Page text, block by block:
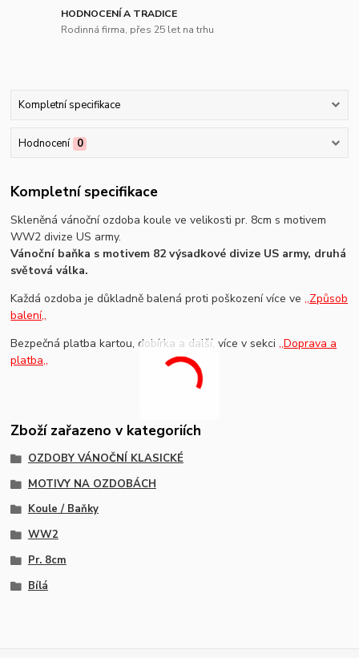
HODNOCENÍ A TRADICE
Rodinná firma, přes 25 let na trhu
Kompletní specifikace
Hodnocení 0
Kompletní specifikace
Skleněná vánoční ozdoba koule ve velikosti pr. 8cm s motivem
WW2 divize US army.
Vánoční baňka s motivem 82 výsadkové divize US army, druhá
světová válka.
Každá ozdoba je důkladně balená proti poškození více ve,,Způsob
balení,,
Bezpečná platba kartou, dobírka a další, více v sekci,,Doprava a
platba,,
Zboží zařazeno v kategoriích
OZDOBY VÁNOČNÍ KLASICKÉ
MOTIVY NA OZDOBÁCH
Koule / Baňky
WW2
Pr. 8cm
Bílá